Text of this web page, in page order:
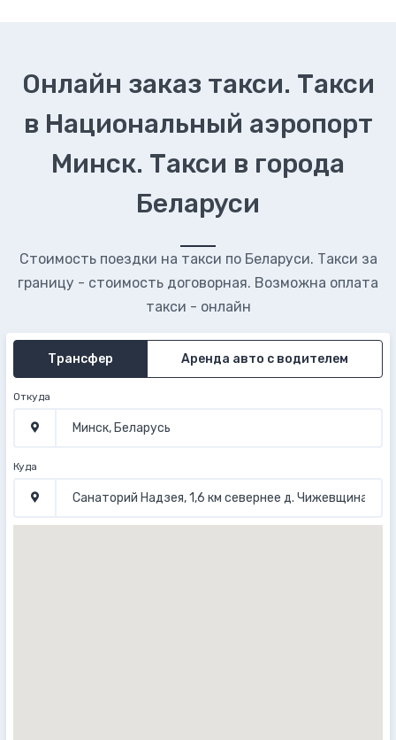
Онлайн заказ такси. Такси
в Национальный аэропорт
Минск. Такси в города
Беларуси
Стоимость поездки на такси по Беларуси. Такси за
границу - стоимость договорная. Возможна оплата
такси - онлайн
Трансфер Аренда авто с водителем
Откуда
Куда